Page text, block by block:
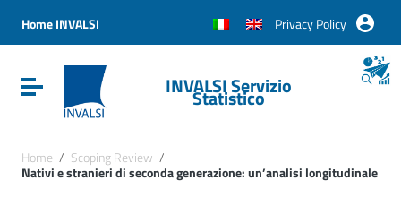
Vai al menu di navigazione
Vai al footer
Home INVALSI Privacy Policy
Attiva / disattiva la navigazioneINVALSI Servizio
Statistico
Home / Scoping Review /
Nativi e stranieri di seconda generazione: un’analisi longitudinale